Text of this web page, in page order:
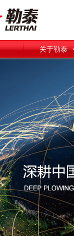
关于勒泰